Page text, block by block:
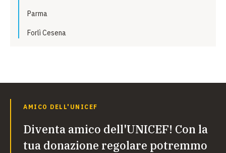
Parma
Forlì Cesena
AMICO DELL'UNICEF
Diventa amico dell'UNICEF! Con la
tua donazione regolare potremmo